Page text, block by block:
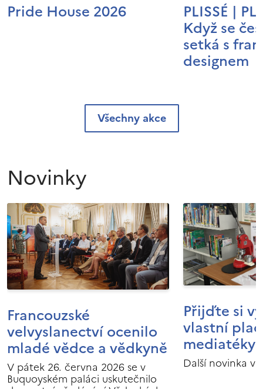
Pride House 2026 PLISSÉ |
Když se
setká s
designem
Všechny akce
Novinky
Francouzské
velvyslanectví ocenilo
mladé vědce a vědkyně
V pátek 26. června 2026 se v
Buquoyském paláci uskutečnilo
Přijďte si
vlastní
mediatéky
Další novinka v